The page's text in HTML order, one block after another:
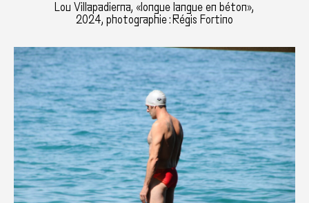
Lou Villapadierna, «longue langue en béton»,
2024, photographie : Régis Fortino